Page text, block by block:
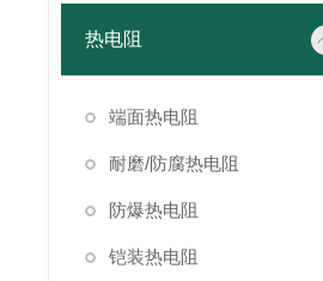
热电阻
端面热电阻
耐磨/防腐热电阻
防爆热电阻
铠装热电阻